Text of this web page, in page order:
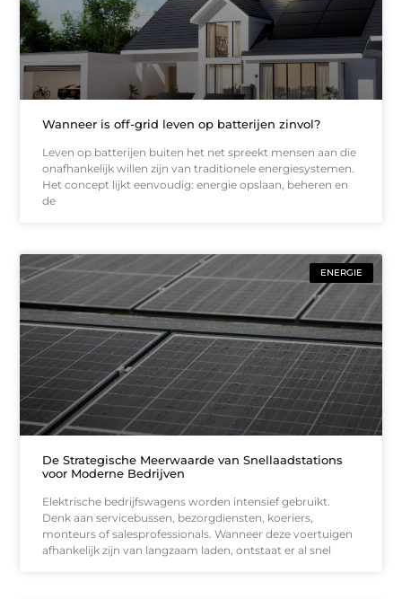
Wanneer is off-grid leven op batterijen zinvol?
Leven op batterijen buiten het net spreekt mensen aan die
onafhankelijk willen zijn van traditionele energiesystemen.
Het concept lijkt eenvoudig: energie opslaan, beheren en
de
ENERGIE
De Strategische Meerwaarde van Snellaadstations
voor Moderne Bedrijven
Elektrische bedrijfswagens worden intensief gebruikt.
Denk aan servicebussen, bezorgdiensten, koeriers,
monteurs of salesprofessionals. Wanneer deze voertuigen
afhankelijk zijn van langzaam laden, ontstaat er al snel